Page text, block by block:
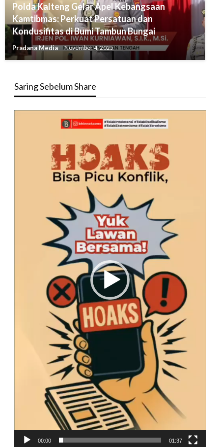
Polda Kalteng Gelar Apel Kebangsaan
Kamtibmas: Perkuat Persatuan dan
Kondusifitas di Bumi Tambun Bungai
Pradana Media November 4, 2025
Saring Sebelum Share
00:00 01:37